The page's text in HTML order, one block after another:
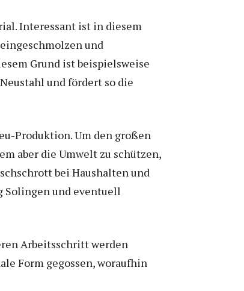
Interessant ist in diesem
und
Grund ist beispielsweise
und fördert so die
Produktion. Um den großen
aber die Umwelt zu schützen,
bei Haushalten und
Solingen und eventuell
Arbeitsschritt werden
Form gegossen, woraufhin